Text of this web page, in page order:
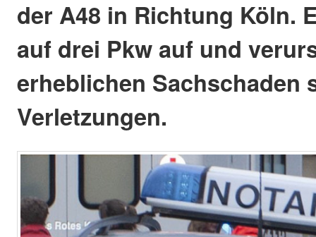
der A48 in Richtung Köln.
auf drei Pkw auf und
erheblichen Sachschaden
Verletzungen.